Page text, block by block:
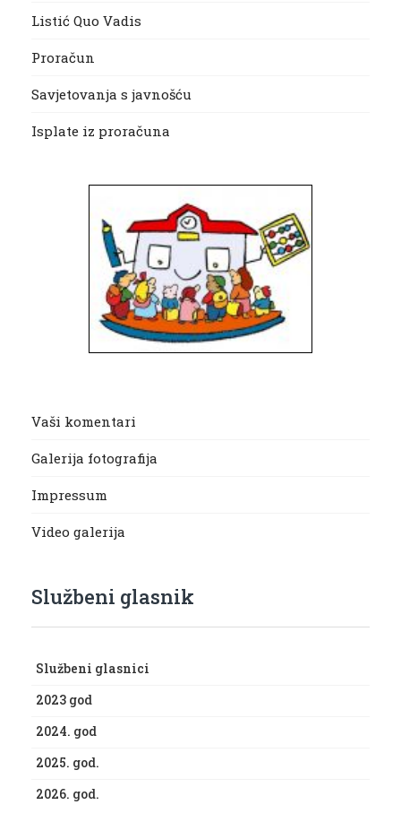
Listić Quo Vadis
Proračun
Savjetovanja s javnošću
Isplate iz proračuna
Vaši komentari
Galerija fotografija
Impressum
Video galerija
Službeni glasnik
Službeni glasnici
2023 god
2024. god
2025. god.
2026. god.